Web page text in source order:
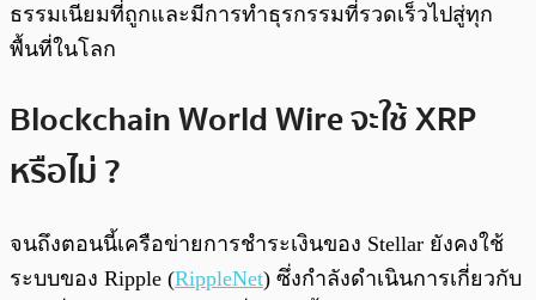
ธรรมเนียมที่ถูกและมีการทำธุรกรรมที่รวดเร็วไปสู่ทุก
พื้นที่ในโลก
Blockchain World Wire จะใช้ XRP
หรือไม่ ?
จนถึงตอนนี้เครือข่ายการชำระเงินของ Stellar ยังคงใช้
ระบบของ Ripple (RippleNet) ซึ่งกำลังดำเนินการเกี่ยวกับ